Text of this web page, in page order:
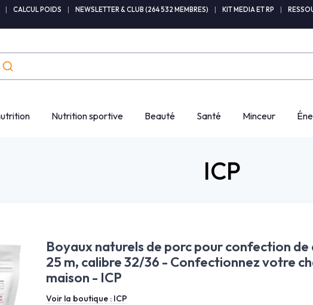
CALCUL POIDS NEWSLETTER & CLUB (264 532 MEMBRES) KIT MEDIA ET RP
Nutrition sportive Beauté Santé Minceur
ICP
Boyaux naturels de porc pour confection de
25 m, calibre 32/36 - Confectionnez votre
maison - ICP
Voir la boutique : ICP